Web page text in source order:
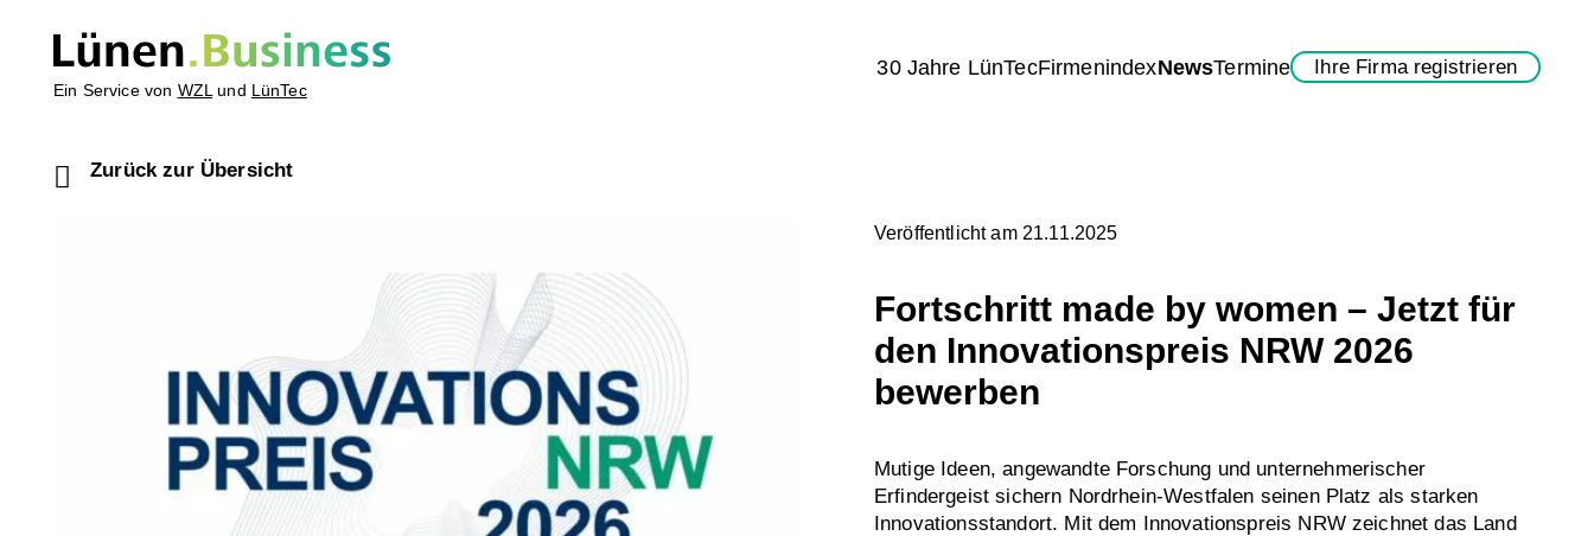
Ein Service von WZL und LünTec
30 Jahre LünTecFirmenindexNewsTermine Ihre Firma registrieren
Zurück zur Übersicht
Veröffentlicht am 21.11.2025
Fortschritt made by women – Jetzt für
den Innovationspreis NRW 2026
bewerben
Mutige Ideen, angewandte Forschung und unternehmerischer
Erfindergeist sichern Nordrhein-Westfalen seinen Platz als starken
Innovationsstandort. Mit dem Innovationspreis NRW zeichnet das Land